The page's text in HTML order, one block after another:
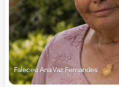
Faleceu Ana Vaz Fernandes